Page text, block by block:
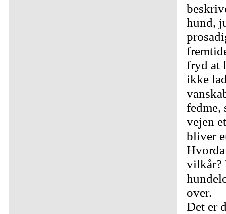
hund,
fryd at
ikke
fedme,
vejen
bliver
vilkår?
over.
Det er